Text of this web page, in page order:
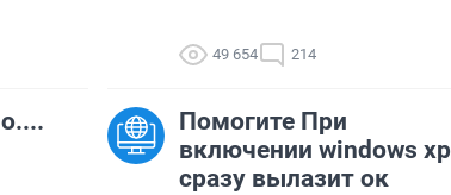
49 654 214
Помогите При
включении windows xp
сразу вылазит ок